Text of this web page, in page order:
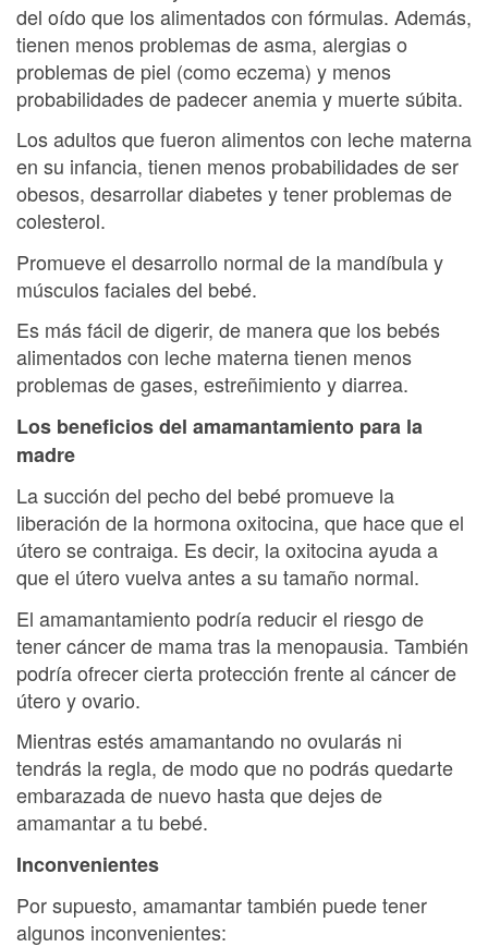
del oído que los alimentados con fórmulas. Además,
tienen menos problemas de asma, alergias o
problemas de piel (como eczema) y menos
probabilidades de padecer anemia y muerte súbita.
Los adultos que fueron alimentos con leche materna
en su infancia, tienen menos probabilidades de ser
obesos, desarrollar diabetes y tener problemas de
colesterol.
Promueve el desarrollo normal de la mandíbula y
músculos faciales del bebé.
Es más fácil de digerir, de manera que los bebés
alimentados con leche materna tienen menos
problemas de gases, estreñimiento y diarrea.
Los beneficios del amamantamiento para la
madre
La succión del pecho del bebé promueve la
liberación de la hormona oxitocina, que hace que el
útero se contraiga. Es decir, la oxitocina ayuda a
que el útero vuelva antes a su tamaño normal.
El amamantamiento podría reducir el riesgo de
tener cáncer de mama tras la menopausia. También
podría ofrecer cierta protección frente al cáncer de
útero y ovario.
Mientras estés amamantando no ovularás ni
tendrás la regla, de modo que no podrás quedarte
embarazada de nuevo hasta que dejes de
amamantar a tu bebé.
Inconvenientes
Por supuesto, amamantar también puede tener
algunos inconvenientes: